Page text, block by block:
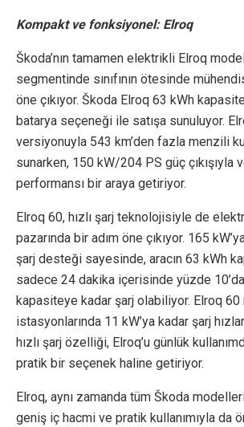
Kompakt ve fonksiyonel: Elroq
Škoda’nın tamamen elektrikli Elroq
segmentinde sınıfının ötesinde
öne çıkıyor. Škoda Elroq 63 kWh
batarya seçeneği ile satışa sunuluyor.
versiyonuyla 543 km’den fazla menzili
sunarken, 150 kW/204 PS güç çıkışıyla
performansı bir araya getiriyor.
Elroq 60, hızlı şarj teknolojisiyle de
pazarında bir adım öne çıkıyor. 165
şarj desteği sayesinde, aracın 63 kWh
sadece 24 dakika içerisinde yüzde
kapasiteye kadar şarj olabiliyor. Elroq 60
istasyonlarında 11 kW’ya kadar şarj
hızlı şarj özelliği, Elroq’u günlük
pratik bir seçenek haline getiriyor.
Elroq, aynı zamanda tüm Škoda
geniş iç hacmi ve pratik kullanımıyla da